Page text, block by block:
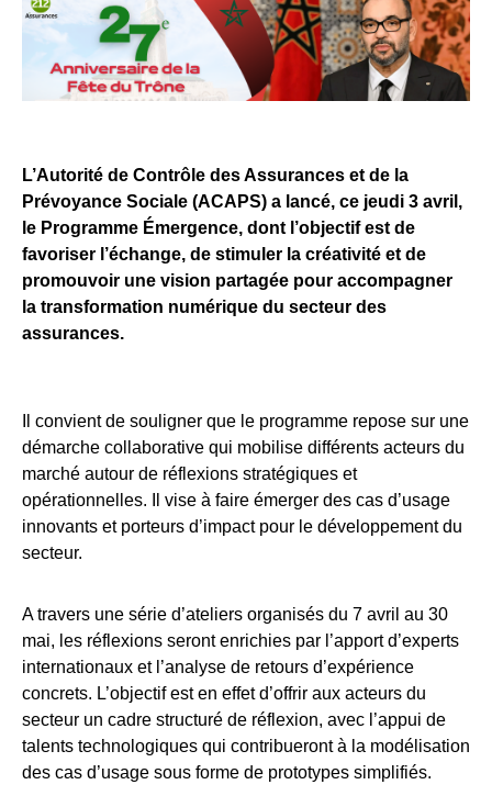
L’Autorité de Contrôle des Assurances et de la
Prévoyance Sociale (ACAPS) a lancé, ce jeudi 3 avril,
le Programme Émergence, dont l’objectif est de
favoriser l’échange, de stimuler la créativité et de
promouvoir une vision partagée pour accompagner
la transformation numérique du secteur des
assurances.
Il convient de souligner que le programme repose sur une
démarche collaborative qui mobilise différents acteurs du
marché autour de réflexions stratégiques et
opérationnelles. Il vise à faire émerger des cas d’usage
innovants et porteurs d’impact pour le développement du
secteur.
A travers une série d’ateliers organisés du 7 avril au 30
mai, les réflexions seront enrichies par l’apport d’experts
internationaux et l’analyse de retours d’expérience
concrets. L’objectif est en effet d’offrir aux acteurs du
secteur un cadre structuré de réflexion, avec l’appui de
talents technologiques qui contribueront à la modélisation
des cas d’usage sous forme de prototypes simplifiés.